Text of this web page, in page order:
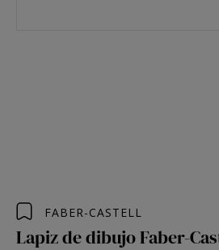
FABER-CASTELL
Lapiz de dibujo Faber-